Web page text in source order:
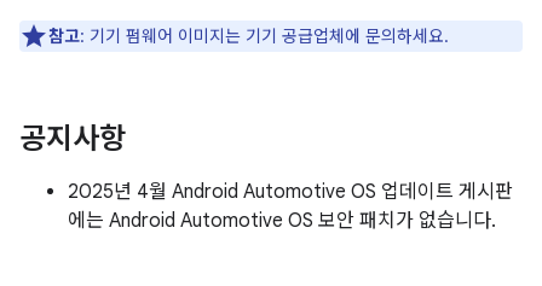
참고: 기기 펌웨어 이미지는 기기 공급업체에 문의하세요.
공지사항
2025년 4월 Android Automotive OS 업데이트 게시판
에는 Android Automotive OS 보안 패치가 없습니다.